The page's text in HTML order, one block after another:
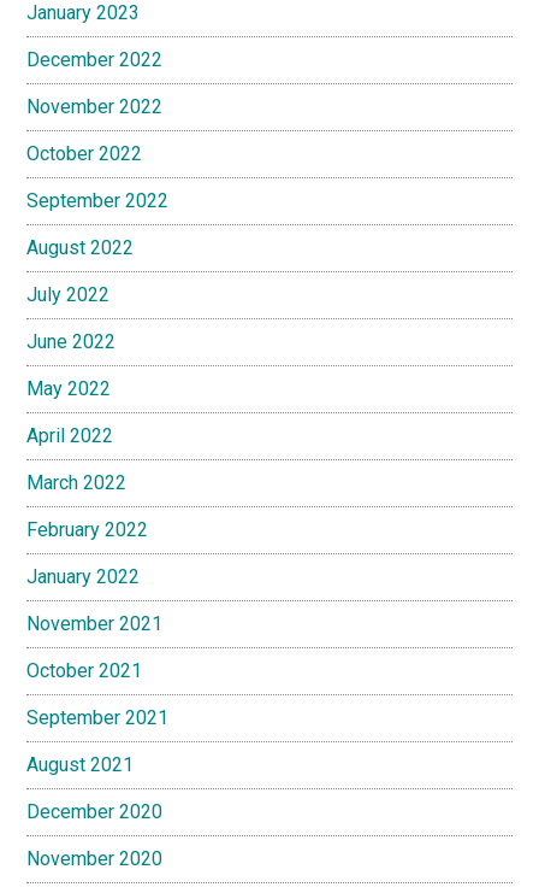
January 2023
December 2022
November 2022
October 2022
September 2022
August 2022
July 2022
June 2022
May 2022
April 2022
March 2022
February 2022
January 2022
November 2021
October 2021
September 2021
August 2021
December 2020
November 2020